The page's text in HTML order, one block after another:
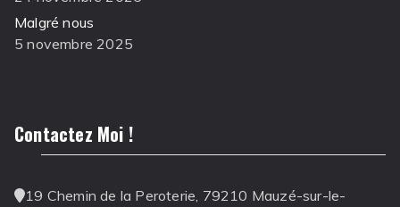
Malgré nous
5 novembre 2025
Contactez Moi !
19 Chemin de la Peroterie, 79210 Mauzé-sur-le-